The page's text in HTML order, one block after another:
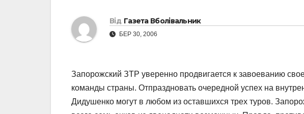
Від Газета Вболівальник
БЕР 30, 2006
Запорожский ЗТР уверенно продвигается к завоеванию
команды страны. Отпраздновать очередной успех на
Дидушенко могут в любом из оставшихся трех туров.